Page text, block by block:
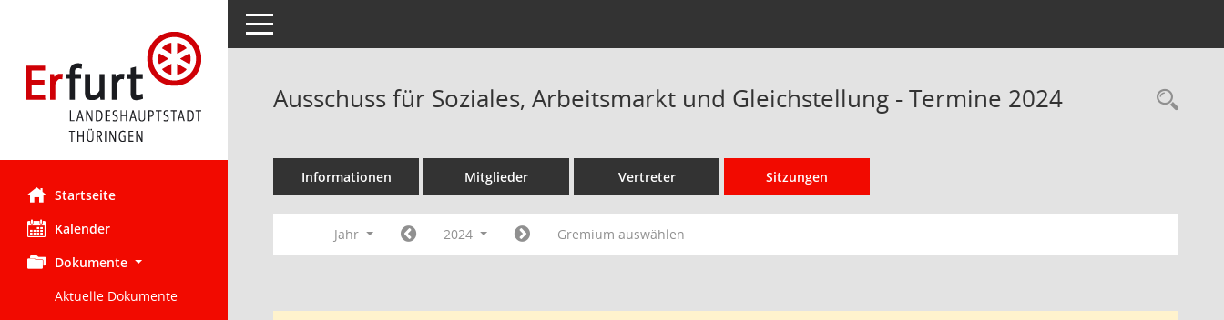
Startseite
Kalender
Dokumente
Aktuelle Dokumente
Toggle navigation
Ausschuss für Soziales, Arbeitsmarkt und Gleichstellung - Termine 2024
Informationen Mitglieder Vertreter Sitzungen
Jahr 2024 Gremium auswählen